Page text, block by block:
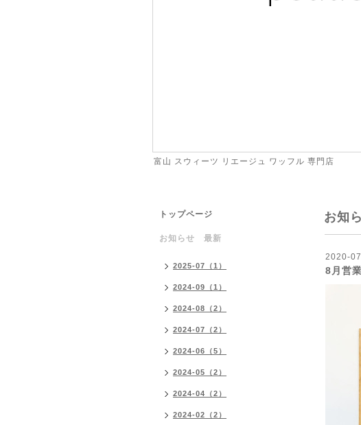
富山 スウィーツ リエージュ ワッフル 専門店
お知
2020-
8月営
トップページ
お知らせ 最新
2025-07（1）
2024-09（1）
2024-08（2）
2024-07（2）
2024-06（5）
2024-05（2）
2024-04（2）
2024-02（2）